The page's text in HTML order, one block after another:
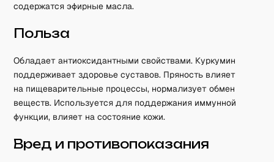
содержатся эфирные масла.
Польза
Обладает антиоксидантными свойствами. Куркумин
поддерживает здоровье суставов. Пряность влияет
на пищеварительные процессы, нормализует обмен
веществ. Используется для поддержания иммунной
функции, влияет на состояние кожи.
Вред и противопоказания